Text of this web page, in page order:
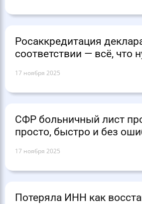
Росаккредитация
соответствии — всё, что
17 ноября 2025
СФР больничный лист
просто, быстро и без
17 ноября 2025
Потеряла ИНН как